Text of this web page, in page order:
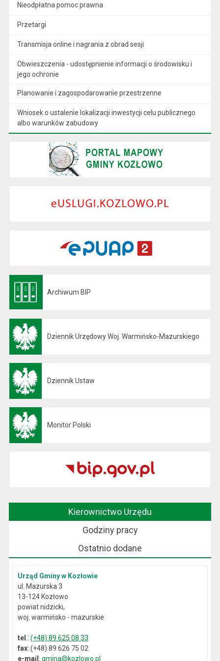
Nieodpłatna pomoc prawna
Przetargi
Transmisja online i nagrania z obrad sesji
Obwieszczenia - udostępnienie informacji o środowisku i
jego ochronie
Planowanie i zagospodarowanie przestrzenne
Wniosek o ustalenie lokalizacji inwestycji celu publicznego
albo warunków zabudowy
Archiwum BIP
Dziennik Urzędowy Woj. Warmińsko-Mazurskiego
Dziennik Ustaw
Monitor Polski
Kierownictwo Urzędu
Godziny pracy
Ostatnio dodane
Urząd Gminy w Kozłowie
ul. Mazurska 3
13-124 Kozłowo
powiat nidzicki,
woj. warmińsko - mazurskie
tel .:(+48) 89 625 08 33
fax: (+48) 89 626 75 02
e-mail:gmina@kozlowo.pl